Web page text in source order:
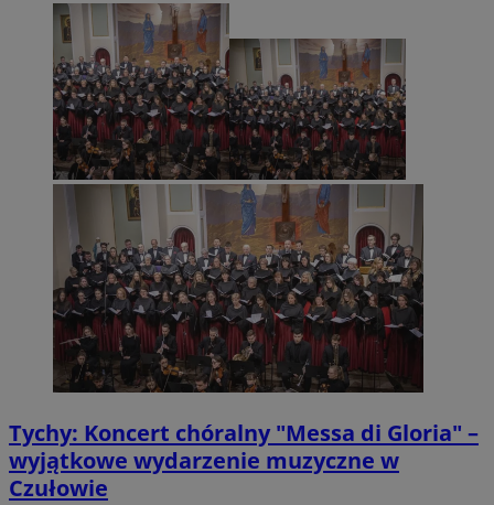
Tychy: Koncert chóralny "Messa di Gloria" –
wyjątkowe wydarzenie muzyczne w
Czułowie